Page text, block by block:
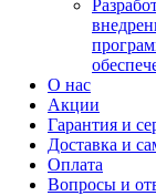
О нас
Акции
Гарантия и
Доставка и
Оплата
Вопросы и